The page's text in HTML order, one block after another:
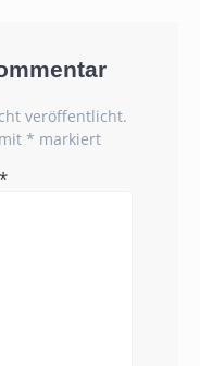
veröffentlicht.
* markiert
*